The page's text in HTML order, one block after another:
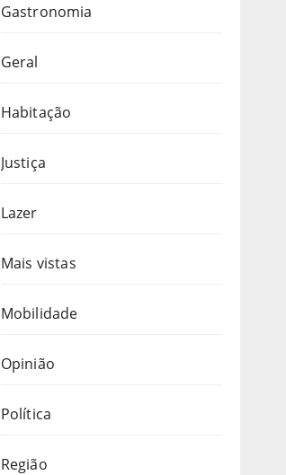
Gastronomia
Geral
Habitação
Justiça
Lazer
Mais vistas
Mobilidade
Opinião
Política
Região